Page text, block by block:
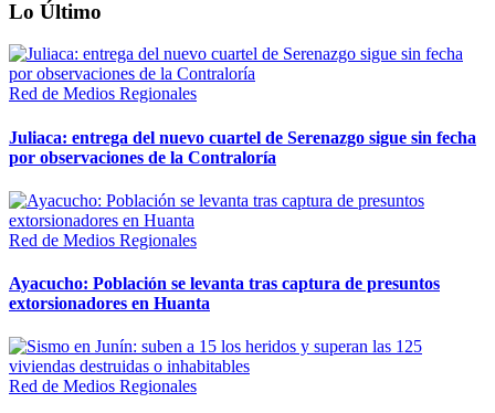
Lo Último
Red de Medios Regionales
Juliaca: entrega del nuevo cuartel de Serenazgo sigue sin fecha
por observaciones de la Contraloría
Red de Medios Regionales
Ayacucho: Población se levanta tras captura de presuntos
extorsionadores en Huanta
Red de Medios Regionales